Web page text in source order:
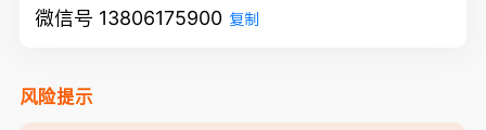
微信号 13806175900 复制
风险提示